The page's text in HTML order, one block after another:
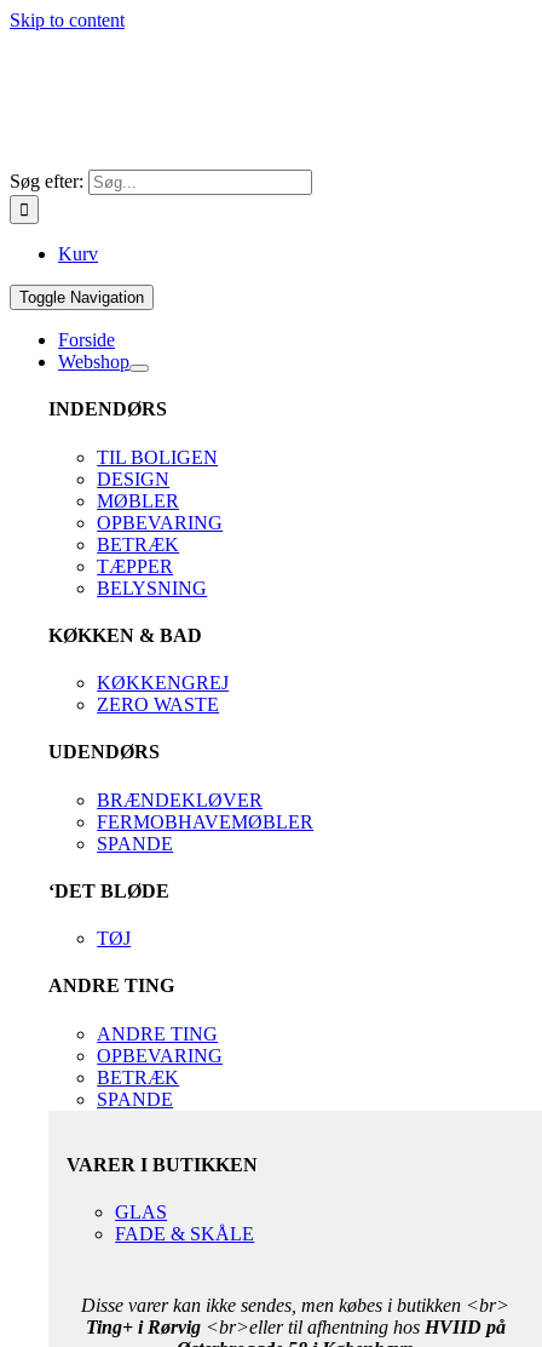
Skip to content
Søg efter:
Kurv
Toggle Navigation
Forside
Webshop
INDENDØRS
TIL BOLIGEN
DESIGN
MØBLER
OPBEVARING
BETRÆK
TÆPPER
BELYSNING
KØKKEN & BAD
KØKKENGREJ
ZERO WASTE
UDENDØRS
BRÆNDEKLØVER
FERMOBHAVEMØBLER
SPANDE
‘DET BLØDE
TØJ
ANDRE TING
ANDRE TING
OPBEVARING
BETRÆK
SPANDE
VARER I BUTIKKEN
GLAS
FADE & SKÅLE
Disse varer kan ikke sendes, men købes i butikken <br>
Ting+ i Rørvig<br>eller til afhentning hos HVIID på